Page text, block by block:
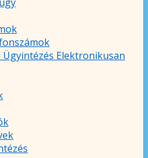
Elektronikusan